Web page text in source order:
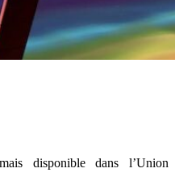
disponible dans l’Union